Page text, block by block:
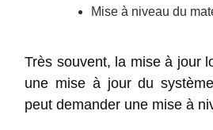
Mise à niveau du
Très souvent, la mise à jour
une mise à jour du
peut demander une mise à